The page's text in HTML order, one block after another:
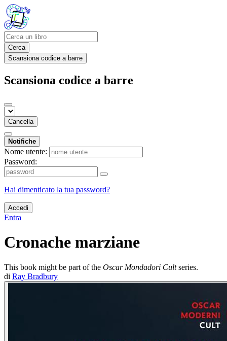
Cerca
Scansiona codice a barre
Scansiona codice a barre
Cancella
Notifiche
Nome utente:
Password:
Hai dimenticato la tua password?
Accedi
Entra
Cronache marziane
This book might be part of the Oscar Mondadori Cultseries.
di Ray Bradbury